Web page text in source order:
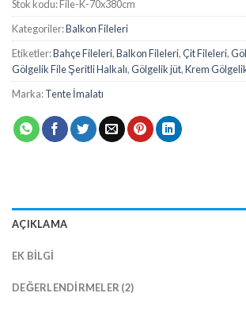
Stok kodu: File-K-70x380cm
Kategoriler:Balkon Fileleri
Etiketler:Bahçe Fileleri,Balkon Fileleri,Çit Fileleri,
Gölgelik File Şeritli Halkalı,Gölgelik jüt,Krem
Marka:Tente İmalatı
AÇIKLAMA
EK BILGI
DEĞERLENDIRMELER (2)